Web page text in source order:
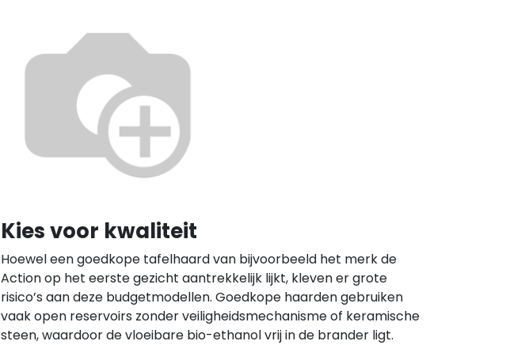
Kies voor kwaliteit
Hoewel een goedkope tafelhaard van bijvoorbeeld het merk de
Action op het eerste gezicht aantrekkelijk lijkt, kleven er grote
risico’s aan deze budgetmodellen. Goedkope haarden gebruiken
vaak open reservoirs zonder veiligheidsmechanisme of keramische
steen, waardoor de vloeibare bio-ethanol vrij in de brander ligt.